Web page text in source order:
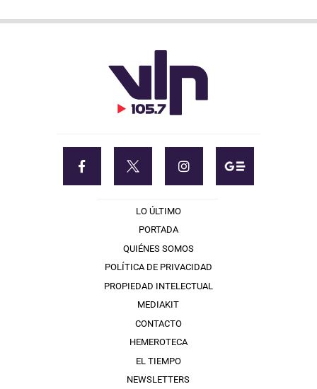
LO ÚLTIMO
PORTADA
QUIÉNES SOMOS
POLÍTICA DE PRIVACIDAD
PROPIEDAD INTELECTUAL
MEDIAKIT
CONTACTO
HEMEROTECA
EL TIEMPO
NEWSLETTERS